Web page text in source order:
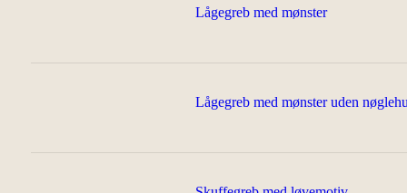
Lågegreb med mønster
Lågegreb med mønster uden